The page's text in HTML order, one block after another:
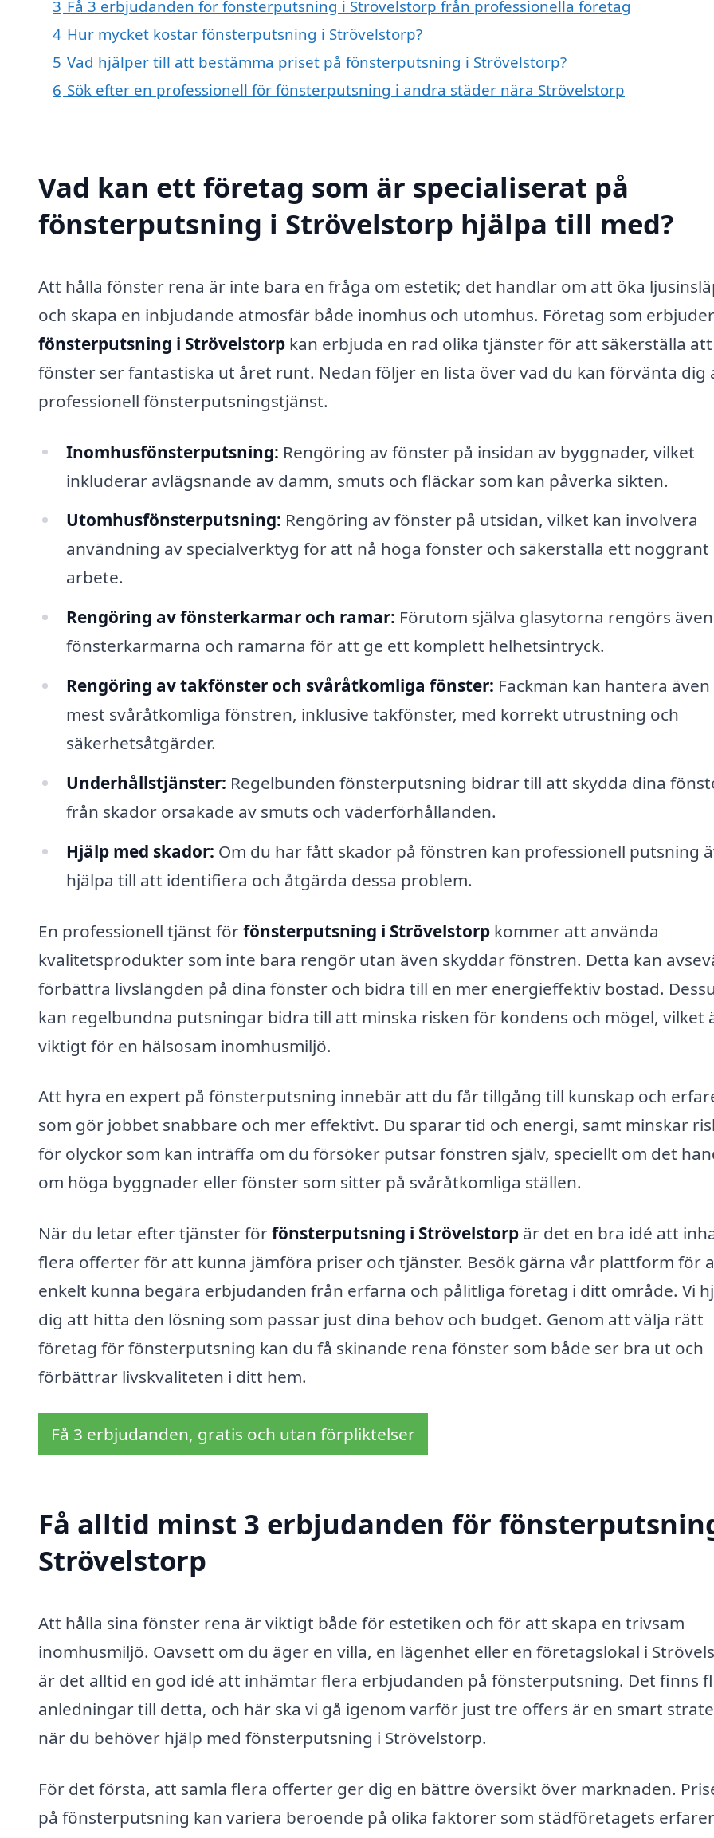
3 Få 3 erbjudanden för fönsterputsning i Strövelstorp från professionella företag
4 Hur mycket kostar fönsterputsning i Strövelstorp?
5 Vad hjälper till att bestämma priset på fönsterputsning i Strövelstorp?
6 Sök efter en professionell för fönsterputsning i andra städer nära Strövelstorp
Vad kan ett företag som är specialiserat på
fönsterputsning i Strövelstorp hjälpa till med?
Att hålla fönster rena är inte bara en fråga om estetik; det handlar om att öka
och skapa en inbjudande atmosfär både inomhus och utomhus. Företag som erbjuder
fönsterputsning i Strövelstorp kan erbjuda en rad olika tjänster för att säkerställa
fönster ser fantastiska ut året runt. Nedan följer en lista över vad du kan förvänta dig
professionell fönsterputsningstjänst.
Inomhusfönsterputsning: Rengöring av fönster på insidan av byggnader, vilket
inkluderar avlägsnande av damm, smuts och fläckar som kan påverka sikten.
Utomhusfönsterputsning: Rengöring av fönster på utsidan, vilket kan involvera
användning av specialverktyg för att nå höga fönster och säkerställa ett noggrant
arbete.
Rengöring av fönsterkarmar och ramar: Förutom själva glasytorna rengörs även
fönsterkarmarna och ramarna för att ge ett komplett helhetsintryck.
Rengöring av takfönster och svåråtkomliga fönster: Fackmän kan hantera även
mest svåråtkomliga fönstren, inklusive takfönster, med korrekt utrustning och
säkerhetsåtgärder.
Underhållstjänster: Regelbunden fönsterputsning bidrar till att skydda dina
från skador orsakade av smuts och väderförhållanden.
Hjälp med skador: Om du har fått skador på fönstren kan professionell putsning
hjälpa till att identifiera och åtgärda dessa problem.
En professionell tjänst förfönsterputsning i Strövelstorp kommer att använda
kvalitetsprodukter som inte bara rengör utan även skyddar fönstren. Detta kan
förbättra livslängden på dina fönster och bidra till en mer energieffektiv bostad.
kan regelbundna putsningar bidra till att minska risken för kondens och mögel, vilket
viktigt för en hälsosam inomhusmiljö.
Att hyra en expert på fönsterputsning innebär att du får tillgång till kunskap och
som gör jobbet snabbare och mer effektivt. Du sparar tid och energi, samt minskar
för olyckor som kan inträffa om du försöker putsar fönstren själv, speciellt om det
om höga byggnader eller fönster som sitter på svåråtkomliga ställen.
När du letar efter tjänster förfönsterputsning i Strövelstorp är det en bra idé att
flera offerter för att kunna jämföra priser och tjänster. Besök gärna vår plattform för
enkelt kunna begära erbjudanden från erfarna och pålitliga företag i ditt område. Vi
dig att hitta den lösning som passar just dina behov och budget. Genom att välja rätt
företag för fönsterputsning kan du få skinande rena fönster som både ser bra ut och
förbättrar livskvaliteten i ditt hem.
Få 3 erbjudanden, gratis och utan förpliktelser
Få alltid minst 3 erbjudanden för
Strövelstorp
Att hålla sina fönster rena är viktigt både för estetiken och för att skapa en trivsam
inomhusmiljö. Oavsett om du äger en villa, en lägenhet eller en företagslokal i
är det alltid en god idé att inhämtar flera erbjudanden på fönsterputsning. Det finns
anledningar till detta, och här ska vi gå igenom varför just tre offers är en smart
när du behöver hjälp med fönsterputsning i Strövelstorp.
För det första, att samla flera offerter ger dig en bättre översikt över marknaden.
på fönsterputsning kan variera beroende på olika faktorer som städföretagets